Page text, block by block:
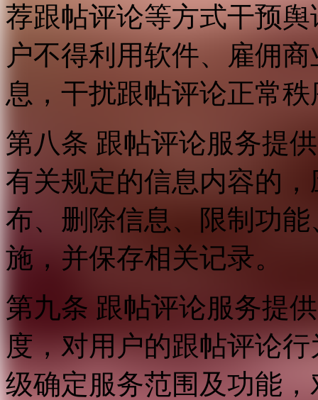
荐跟帖评论等方式干预
户不得利用软件、雇佣
息，干扰跟帖评论正常
第八条 跟帖评论服务提
有关规定的信息内容的
布、删除信息、限制功
施，并保存相关记录。
第九条 跟帖评论服务提
度，对用户的跟帖评论
级确定服务范围及功能